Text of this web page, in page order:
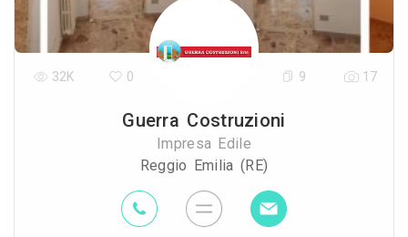
Guerra Costruzioni
Impresa Edile
Reggio Emilia (RE)
32K 0 9 17